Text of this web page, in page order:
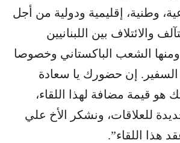
وطنية، إقليمية ودولية من أجل
والائتلاف بين اللبنانيين
الشعب الباكستاني وخصوصا
إن حضورك يا سعادة
هو قيمة مضافة لهذا اللقاء،
للعلاقات، ونشكر الأخ علي
هذا اللقاء”.